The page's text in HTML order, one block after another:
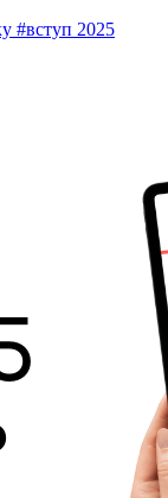
#вступ 2025